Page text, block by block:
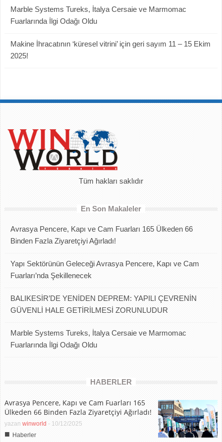
Marble Systems Tureks, İtalya Cersaie ve Marmomac
Fuarlarında İlgi Odağı Oldu
Makine İhracatının ‘küresel vitrini’ için geri sayım 11 – 15 Ekim
2025!
Tüm hakları saklıdır
En Son Makaleler
Avrasya Pencere, Kapı ve Cam Fuarları 165 Ülkeden 66
Binden Fazla Ziyaretçiyi Ağırladı!
Yapı Sektörünün Geleceği Avrasya Pencere, Kapı ve Cam
Fuarları’nda Şekillenecek
BALIKESİR’DE YENİDEN DEPREM: YAPILI ÇEVRENİN
GÜVENLİ HALE GETİRİLMESİ ZORUNLUDUR
Marble Systems Tureks, İtalya Cersaie ve Marmomac
Fuarlarında İlgi Odağı Oldu
HABERLER
Avrasya Pencere, Kapı ve Cam Fuarları 165
Ülkeden 66 Binden Fazla Ziyaretçiyi Ağırladı!
yazan winworld - 10/12/2025
■ Haberler